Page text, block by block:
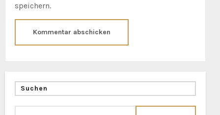
speichern.
Suchen